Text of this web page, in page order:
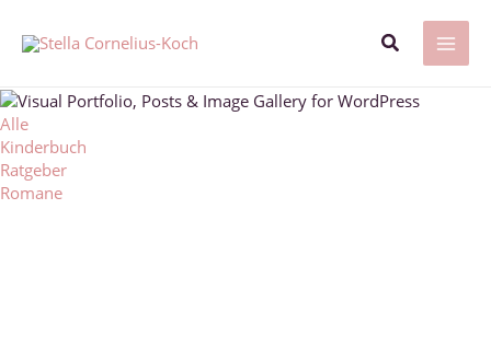
Inhalt
springen
Suchen
Alle
Kinderbuch
Ratgeber
Romane